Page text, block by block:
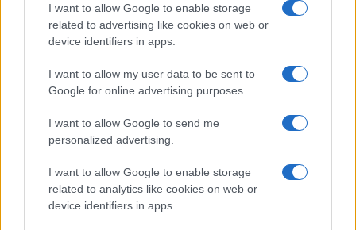
I want to allow Google to enable storage
related to advertising like cookies on web or
device identifiers in apps.
I want to allow my user data to be sent to
Google for online advertising purposes.
I want to allow Google to send me
personalized advertising.
I want to allow Google to enable storage
related to analytics like cookies on web or
device identifiers in apps.
Brentolie daalt naar 91,82 dollar: een week van teruggang in